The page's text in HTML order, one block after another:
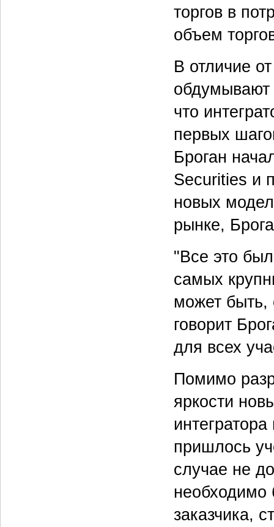
торгов в
объем
В отличие
что
первых
Броган
Securities и
новых
рынке,
"Все это
самых
может быть,
говорит
для всех
Помимо
яркости
пришлось
случае не
необходимо
заказчика,